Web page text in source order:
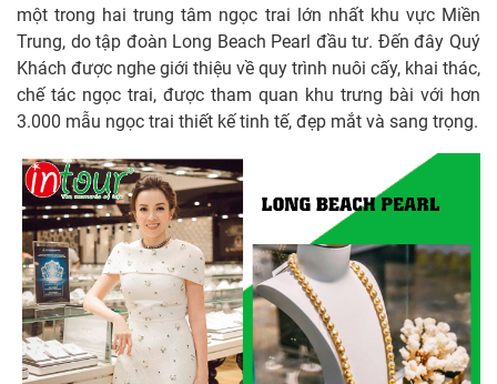
một trong hai trung tâm ngọc trai lớn nhất khu vực Miền
Trung, do tập đoàn Long Beach Pearl đầu tư. Đến đây Quý
Khách được nghe giới thiệu về quy trình nuôi cấy, khai thác,
chế tác ngọc trai, được tham quan khu trưng bài với hơn
3.000 mẫu ngọc trai thiết kế tinh tế, đẹp mắt và sang trọng.